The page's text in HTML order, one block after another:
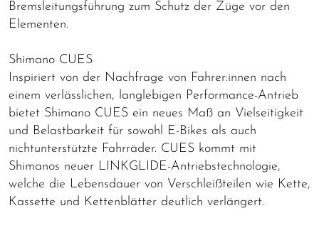
Bremsleitungsführung zum Schutz der Züge vor den
Elementen.
Shimano CUES
Inspiriert von der Nachfrage von Fahrer:innen nach
einem verlässlichen, langlebigen Performance-Antrieb
bietet Shimano CUES ein neues Maß an Vielseitigkeit
und Belastbarkeit für sowohl E-Bikes als auch
nichtunterstützte Fahrräder. CUES kommt mit
Shimanos neuer LINKGLIDE-Antriebstechnologie,
welche die Lebensdauer von Verschleißteilen wie Kette,
Kassette und Kettenblätter deutlich verlängert.